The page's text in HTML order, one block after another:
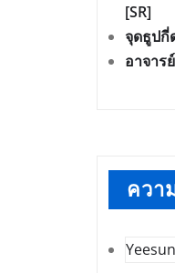
[SR]
จุดธูปกี่
อาจา
ควา